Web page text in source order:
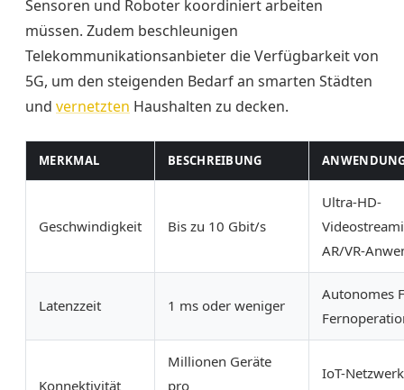
Sensoren und Roboter koordiniert arbeiten
müssen. Zudem beschleunigen
Telekommunikationsanbieter die Verfügbarkeit von
5G, um den steigenden Bedarf an smarten Städten
und vernetzten Haushalten zu decken.
MERKMAL BESCHREIBUNG
Geschwindigkeit Bis zu 10 Gbit/s
Ultra-HD-
AR/VR-
Latenzzeit 1 ms oder weniger
Autonomes
Konnektivität
Millionen Geräte
pro
IoT-